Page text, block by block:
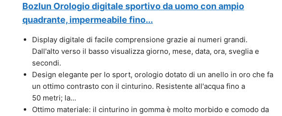
Bozlun Orologio digitale sportivo da uomo con ampio
quadrante, impermeabile fino...
Display digitale di facile comprensione grazie ai numeri grandi.
Dall'alto verso il basso visualizza giorno, mese, data, ora, sveglia e
secondi.
Design elegante per lo sport, orologio dotato di un anello in oro che fa
un ottimo contrasto con il cinturino. Resistente all'acqua fino a
50 metri; la...
Ottimo materiale: il cinturino in gomma è molto morbido e comodo da